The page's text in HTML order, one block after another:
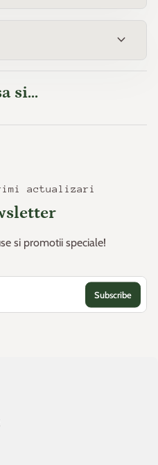
expand_more
si...
actualizari
si promotii speciale!